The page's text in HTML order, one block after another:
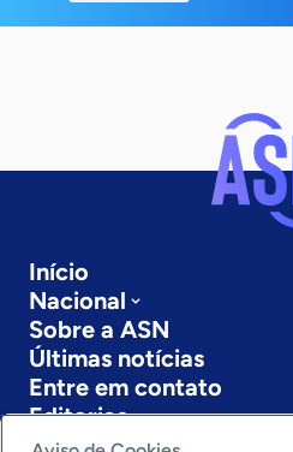
Início
Nacional
Sobre a ASN
Últimas notícias
Entre em contato
Editorias